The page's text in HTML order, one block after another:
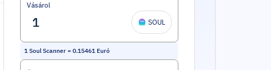
Vásárol
SOUL
1 Soul Scanner = 0.15461 Euró